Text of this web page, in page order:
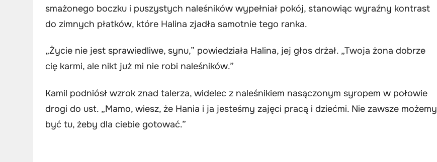
smażonego boczku i puszystych naleśników wypełniał pokój, stanowiąc wyraźny kontrast
do zimnych płatków, które Halina zjadła samotnie tego ranka.
„Życie nie jest sprawiedliwe, synu,” powiedziała Halina, jej głos drżał. „Twoja żona dobrze
cię karmi, ale nikt już mi nie robi naleśników.”
Kamil podniósł wzrok znad talerza, widelec z naleśnikiem nasączonym syropem w połowie
drogi do ust. „Mamo, wiesz, że Hania i ja jesteśmy zajęci pracą i dziećmi. Nie zawsze możemy
być tu, żeby dla ciebie gotować.”